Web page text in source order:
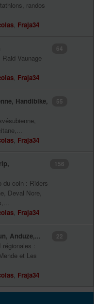
randos
, Fraja34
Vaunage
, Fraja34
64
Handibike,
, Fraja34
55
du coin : Riders
Deval Nore,
, Fraja34
156
Anduze,...
:
et Les
, Fraja34
22